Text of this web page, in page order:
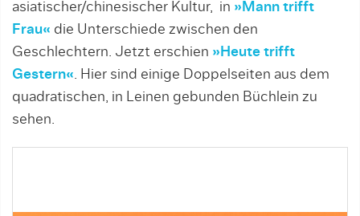
asiatischer/chinesischer Kultur, in »Mann trifft
Frau« die Unterschiede zwischen den
Geschlechtern. Jetzt erschien »Heute trifft
Gestern«. Hier sind einige Doppelseiten aus dem
quadratischen, in Leinen gebunden Büchlein zu
sehen.